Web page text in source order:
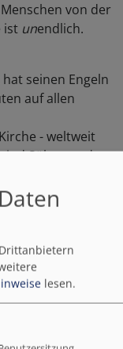
von der
ist unendlich.
seinen Engeln
auf allen
- weltweit
Söhne und
eine große,
Geistes: Liebe,
Güte, Treue,
(Galater
nimmt
und die
Leben
lesen.